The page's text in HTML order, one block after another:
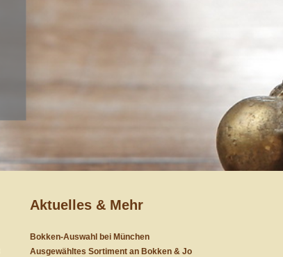
Aktuelles & Mehr
Bokken-Auswahl bei München
Ausgewähltes Sortiment an Bokken & Jo